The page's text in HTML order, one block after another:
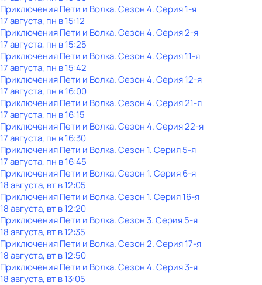
Приключения Пети и Волка. Сезон 4. Серия 1-я
17 августа, пн в 15:12
Приключения Пети и Волка. Сезон 4. Серия 2-я
17 августа, пн в 15:25
Приключения Пети и Волка. Сезон 4. Серия 11-я
17 августа, пн в 15:42
Приключения Пети и Волка. Сезон 4. Серия 12-я
17 августа, пн в 16:00
Приключения Пети и Волка. Сезон 4. Серия 21-я
17 августа, пн в 16:15
Приключения Пети и Волка. Сезон 4. Серия 22-я
17 августа, пн в 16:30
Приключения Пети и Волка. Сезон 1. Серия 5-я
17 августа, пн в 16:45
Приключения Пети и Волка. Сезон 1. Серия 6-я
18 августа, вт в 12:05
Приключения Пети и Волка. Сезон 1. Серия 16-я
18 августа, вт в 12:20
Приключения Пети и Волка. Сезон 3. Серия 5-я
18 августа, вт в 12:35
Приключения Пети и Волка. Сезон 2. Серия 17-я
18 августа, вт в 12:50
Приключения Пети и Волка. Сезон 4. Серия 3-я
18 августа, вт в 13:05